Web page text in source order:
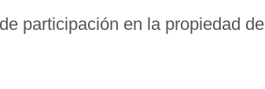
participación en la propiedad de